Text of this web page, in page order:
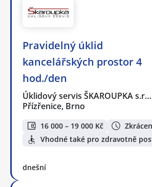
Pravidelný úklid
kancelářských prostor 4
hod./den
Úklidový servis ŠKAROUPKA s.r…
Přízřenice, Brno
16 000 – 19 000 Kč
Vhodné také pro zdravotně
dnešní